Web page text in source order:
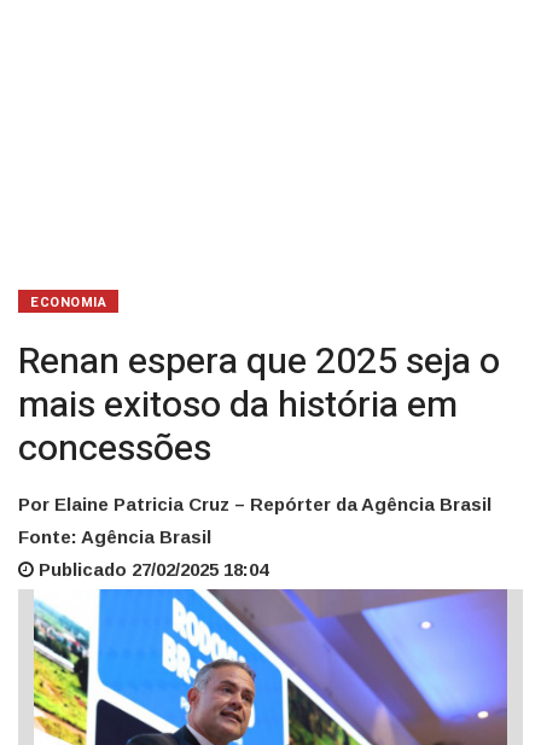
ECONOMIA
Renan espera que 2025 seja o
mais exitoso da história em
concessões
Por Elaine Patricia Cruz – Repórter da Agência Brasil
Fonte: Agência Brasil
Publicado 27/02/2025 18:04